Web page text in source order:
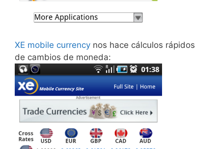
XE mobile currency nos hace cálculos rápidos
de cambios de moneda: